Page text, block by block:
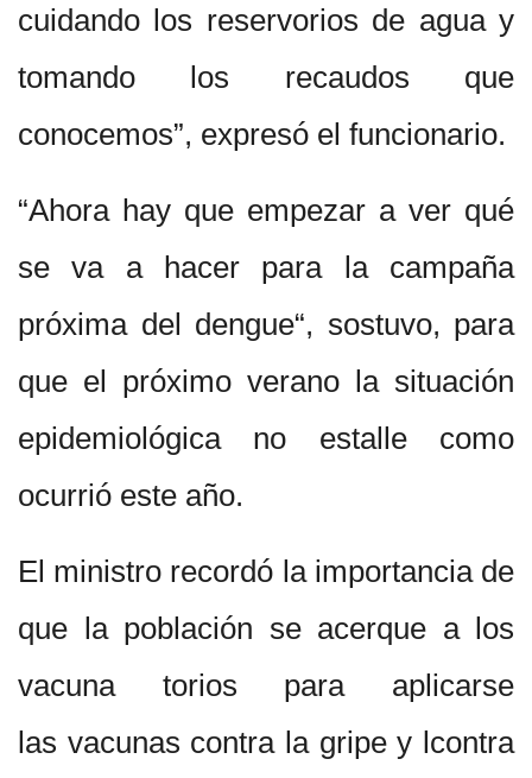
cuidando los reservorios de agua y
tomando los recaudos que
conocemos”, expresó el funcionario.
“Ahora hay que empezar a ver qué
se va a hacer para la campaña
próxima del dengue“, sostuvo, para
que el próximo verano la situación
epidemiológica no estalle como
ocurrió este año.
El ministro recordó la importancia de
que la población se acerque a los
vacuna torios para aplicarse
las vacunas contra la gripe y lcontra